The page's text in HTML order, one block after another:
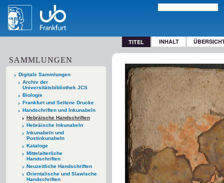
TITEL INHALT
SAMMLUNGEN
Digitale Sammlungen
Archiv der
Universitätsbibliothek JCS
Biologie
Frankfurt und Seltene Drucke
Handschriften und Inkunabeln
Hebräische Handschriften
Hebräische Inkunabeln
Inkunabeln und
Postinkunabeln
Kataloge
Mittelalterliche
Handschriften
Neuzeitliche Handschriften
Orientalische und Slawische
Handschriften